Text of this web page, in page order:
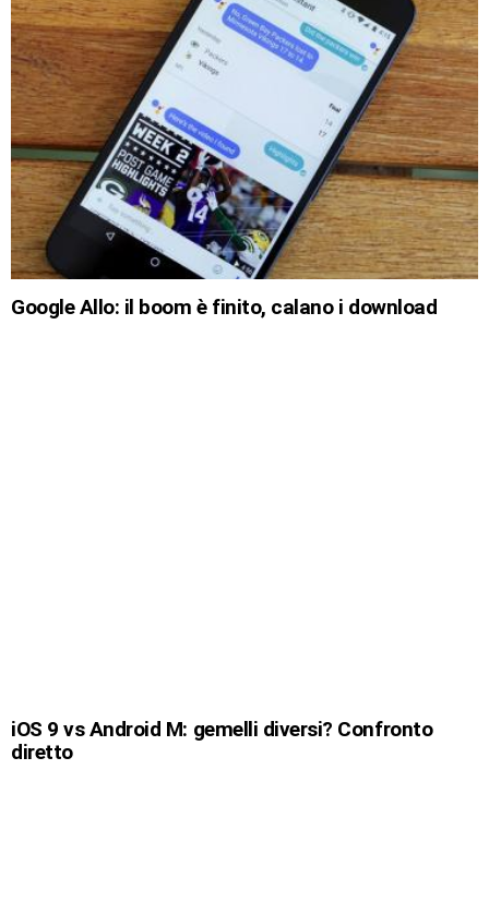
Google Allo: il boom è finito, calano i download
iOS 9 vs Android M: gemelli diversi? Confronto
diretto